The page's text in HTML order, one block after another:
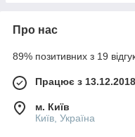
Про нас
89% позитивних з 19
Працює з 13.12.2018
м. Київ
Київ, Україна